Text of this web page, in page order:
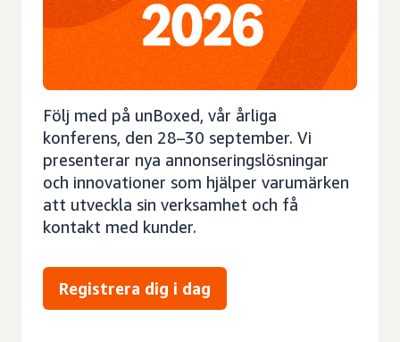
Följ med på unBoxed, vår årliga
konferens, den 28–30 september. Vi
presenterar nya annonseringslösningar
och innovationer som hjälper varumärken
att utveckla sin verksamhet och få
kontakt med kunder.
Registrera dig i dag